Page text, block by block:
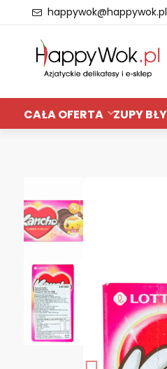
happywok@happywok.pl
CAŁA OFERTA ZUPY